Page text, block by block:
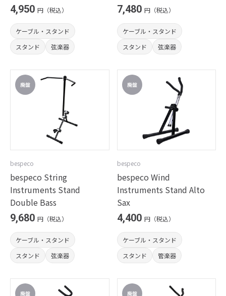
4,950 円（税込）
ケーブル・スタンド
スタンド
弦楽器
7,480 円（税込）
ケーブル・スタンド
スタンド
弦楽器
bespeco
bespeco String
Instruments Stand
Double Bass
9,680 円（税込）
ケーブル・スタンド
スタンド
弦楽器
bespeco
bespeco Wind
Instruments Stand Alto
Sax
4,400 円（税込）
ケーブル・スタンド
スタンド
管楽器